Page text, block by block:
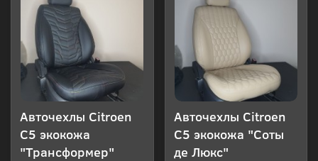
Авточехлы Citroen
C5 экокожа
"Трансформер"
Авточехлы Citroen
C5 экокожа "Соты
де Люкс"